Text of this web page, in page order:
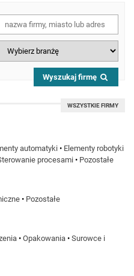
Wyszukaj firmę
WSZYSTKIE FIRMY
automatyki • Elementy robotyki
procesami • Pozostałe
• Pozostałe
• Opakowania • Surowce i